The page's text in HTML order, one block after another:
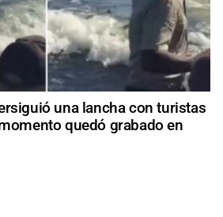
una lancha con turistas
quedó grabado en